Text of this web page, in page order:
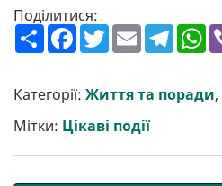
Поділитися:
П
о
р
и
т
и
F
a
b
o
o
k
T
w
t
e
r
E
m
l
T
e
g
r
W
h
s
A
Категорії: Життя та поради,
Мітки: Цікаві події